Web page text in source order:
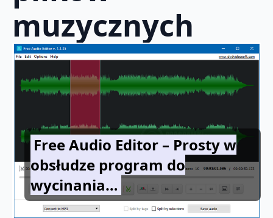
muzycznych
Free Audio Editor – Prosty w
obsłudze program do
wycinania…